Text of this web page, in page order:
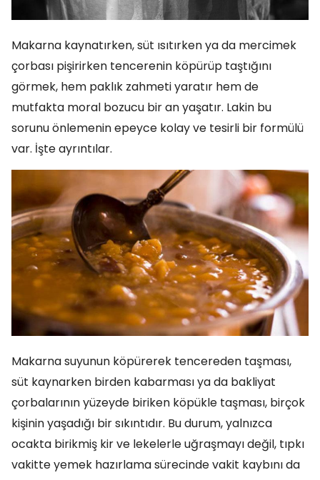
Makarna kaynatırken, süt ısıtırken ya da mercimek
çorbası pişirirken tencerenin köpürüp taştığını
görmek, hem paklık zahmeti yaratır hem de
mutfakta moral bozucu bir an yaşatır. Lakin bu
sorunu önlemenin epeyce kolay ve tesirli bir formülü
var. İşte ayrıntılar.
Makarna suyunun köpürerek tencereden taşması,
süt kaynarken birden kabarması ya da bakliyat
çorbalarının yüzeyde biriken köpükle taşması, birçok
kişinin yaşadığı bir sıkıntıdır. Bu durum, yalnızca
ocakta birikmiş kir ve lekelerle uğraşmayı değil, tıpkı
vakitte yemek hazırlama sürecinde vakit kaybını da